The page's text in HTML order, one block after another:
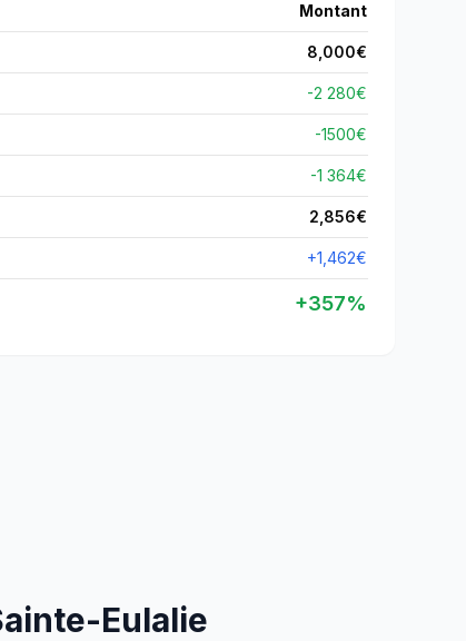
Montant
8,000€
-2 280€
-1500€
-1 364€
2,856€
+1,462€
+357%
Eulalie